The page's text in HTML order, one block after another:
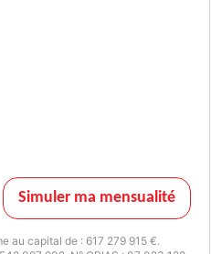
Simuler ma mensualité
au capital de : 617 279 915 €.